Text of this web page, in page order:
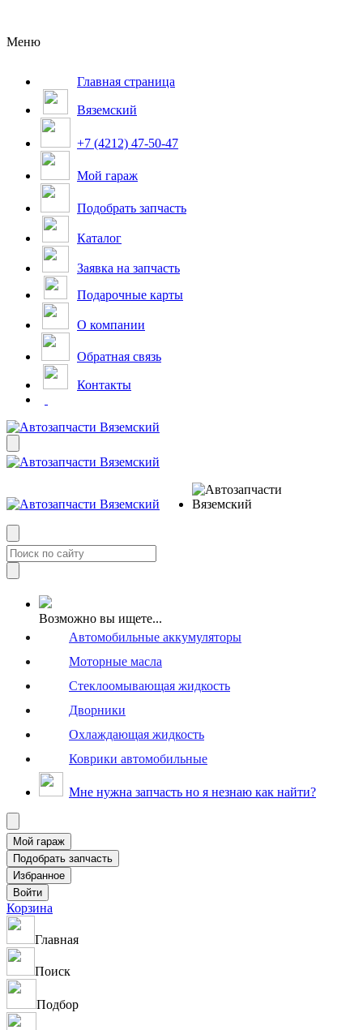
Меню
Главная страница
Вяземский
+7 (4212) 47-50-47
Мой гараж
Подобрать запчасть
Каталог
Заявка на запчасть
Подарочные карты
О компании
Обратная связь
Контакты
Возможно вы ищете...
Автомобильные аккумуляторы
Моторные масла
Стеклоомывающая жидкость
Дворники
Охлаждающая жидкость
Коврики автомобильные
Мне нужна запчасть но я незнаю как найти?
Корзина
Главная
Поиск
Подбор